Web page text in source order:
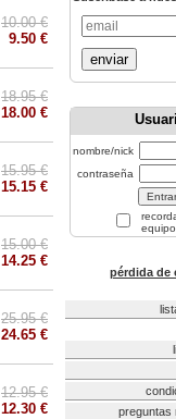
10.00 €
9.50 €
18.95 €
18.00 €
15.95 €
15.15 €
15.00 €
14.25 €
25.95 €
24.65 €
12.95 €
12.30 €
enviar
nombre/nick
contraseña
equipo
pérdida de
preguntas